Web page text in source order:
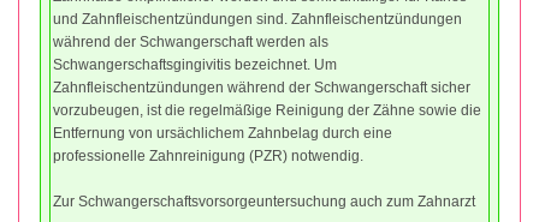
und Zahnfleischentzündungen sind. Zahnfleischentzündungen
während der Schwangerschaft werden als
Schwangerschaftsgingivitis bezeichnet. Um
Zahnfleischentzündungen während der Schwangerschaft sicher
vorzubeugen, ist die regelmäßige Reinigung der Zähne sowie die
Entfernung von ursächlichem Zahnbelag durch eine
professionelle Zahnreinigung (PZR) notwendig.
Zur Schwangerschaftsvorsorgeuntersuchung auch zum Zahnarzt